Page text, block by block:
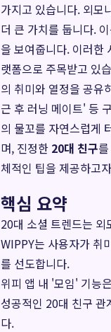
가지고 있습니다. 외모
더 큰 가치를 둡니다.
을 보여줍니다. 이러한
랫폼으로 주목받고 있
의 취미와 열정을 공유
근 후 러닝 메이트' 등
의 물꼬를 자연스럽게
며, 진정한 20대 친구
체적인 팁을 제공하고
핵심 요약
20대 소셜 트렌드는
WIPPY는 사용자가 취
를 선도합니다.
위피 앱 내 '모임' 기능
성공적인 20대 친구 관
다.